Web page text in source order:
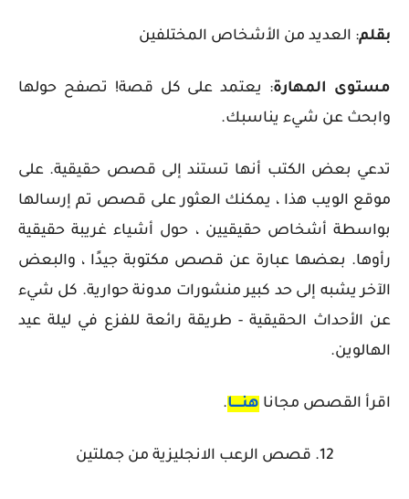
بقلم: العديد من الأشخاص المختلفين
مستوى المهارة: يعتمد على كل قصة! تصفح حولها
وابحث عن شيء يناسبك.
تدعي بعض الكتب أنها تستند إلى قصص حقيقية. على
موقع الويب هذا ، يمكنك العثور على قصص تم إرسالها
بواسطة أشخاص حقيقيين ، حول أشياء غريبة حقيقية
رأوها. بعضها عبارة عن قصص مكتوبة جيدًا ، والبعض
الآخر يشبه إلى حد كبير منشورات مدونة حوارية. كل شيء
عن الأحداث الحقيقية - طريقة رائعة للفزع في ليلة عيد
الهالوين.
اقرأ القصص مجانا هنـــــا.
12. قصص الرعب الانجليزية من جملتين